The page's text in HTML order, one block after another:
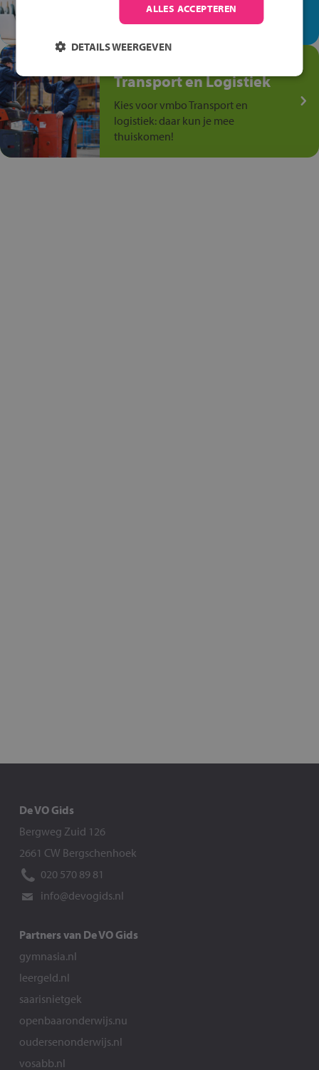
op de winkelvloer, waar elke dag
anders is!
Transport en Logistiek
Kies voor vmbo Transport en
logistiek: daar kun je mee
thuiskomen!
De VO Gids
Bergweg Zuid 126
2661 CW Bergschenhoek
020 570 89 81
info@devogids.nl
Partners van De VO Gids
gymnasia.nl
leergeld.nl
saarisnietgek
openbaaronderwijs.nu
oudersenonderwijs.nl
vosabb.nl
ALLES ACCEPTEREN
DETAILS WEERGEVEN